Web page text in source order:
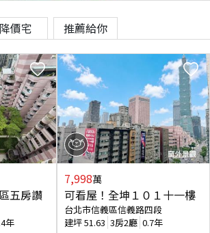
降價宅 推薦給你
五房讚
年
7,998萬
可看屋！全坤１０１十一樓
台北市信義區信義路四段
建坪51.63 3房2廳 0.7年